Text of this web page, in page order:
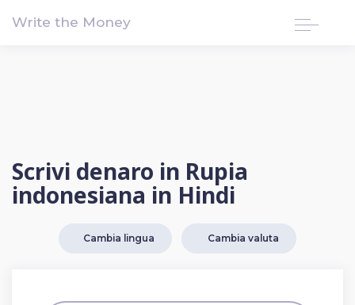
Write the Money
Scrivi denaro in Rupia
indonesiana in Hindi
Cambia lingua Cambia valuta